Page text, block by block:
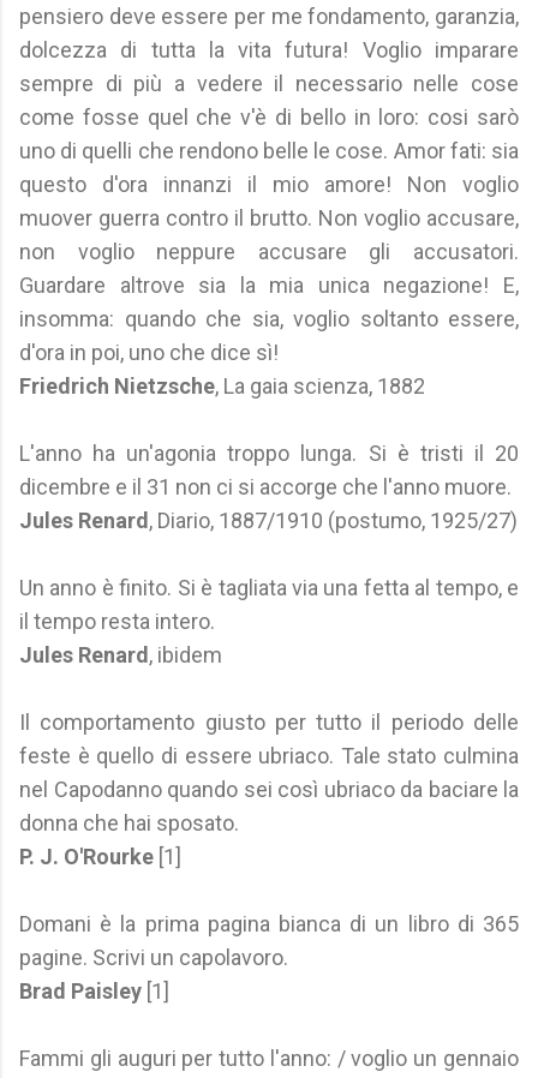
pensiero deve essere per me fondamento, garanzia,
dolcezza di tutta la vita futura! Voglio imparare
sempre di più a vedere il necessario nelle cose
come fosse quel che v'è di bello in loro: cosi sarò
uno di quelli che rendono belle le cose. Amor fati: sia
questo d'ora innanzi il mio amore! Non voglio
muover guerra contro il brutto. Non voglio accusare,
non voglio neppure accusare gli accusatori.
Guardare altrove sia la mia unica negazione! E,
insomma: quando che sia, voglio soltanto essere,
d'ora in poi, uno che dice sì!
Friedrich Nietzsche, La gaia scienza, 1882
L'anno ha un'agonia troppo lunga. Si è tristi il 20
dicembre e il 31 non ci si accorge che l'anno muore.
Jules Renard , Diario, 1887/1910 (postumo, 1925/27)
Un anno è finito. Si è tagliata via una fetta al tempo, e
il tempo resta intero.
Jules Renard , ibidem
Il comportamento giusto per tutto il periodo delle
feste è quello di essere ubriaco. Tale stato culmina
nel Capodanno quando sei così ubriaco da baciare la
donna che hai sposato.
P. J. O'Rourke [1]
Domani è la prima pagina bianca di un libro di 365
pagine. Scrivi un capolavoro.
Brad Paisley [1]
Fammi gli auguri per tutto l'anno: / voglio un gennaio